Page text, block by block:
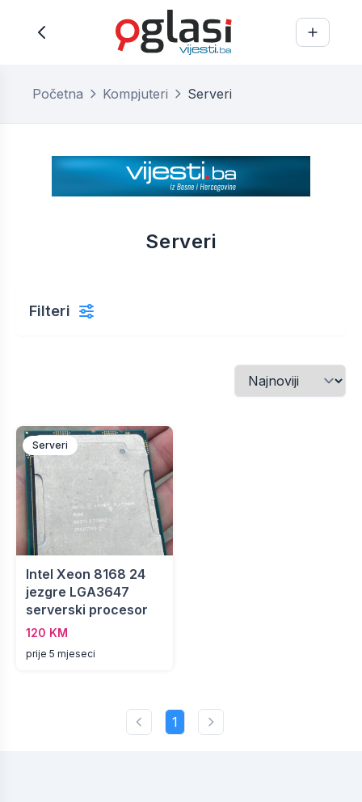
Početna Kompjuteri Serveri
Serveri
Filteri
Serveri
Intel Xeon 8168 24
jezgre LGA3647
serverski procesor
120 KM
prije 5 mjeseci
1